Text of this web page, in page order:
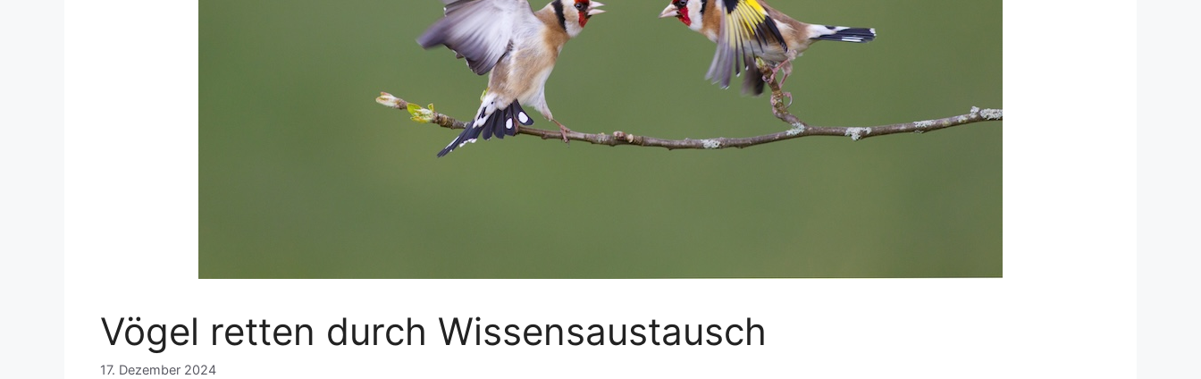
Vögel retten durch Wissensaustausch
17. Dezember 2024